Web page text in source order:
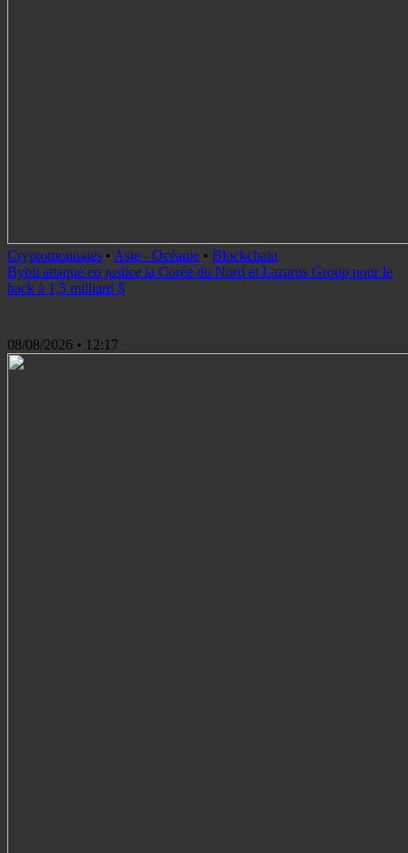
Cryptomonnaies • Asie - Océanie • Blockchain
Bybit attaque en justice la Corée du Nord et Lazarus Group pour le
hack à 1,5 milliard $
08/08/2026 • 12:17